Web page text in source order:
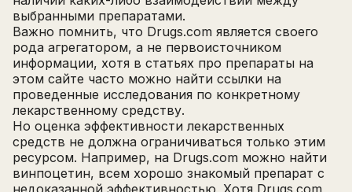
выбранными препаратами.
Важно помнить, что Drugs.com является своего
рода агрегатором, а не первоисточником
информации, хотя в статьях про препараты на
этом сайте часто можно найти ссылки на
проведенные исследования по конкретному
лекарственному средству.
Но оценка эффективности лекарственных
средств не должна ограничиваться только этим
ресурсом. Например, на Drugs.com можно найти
винпоцетин, всем хорошо знакомый препарат с